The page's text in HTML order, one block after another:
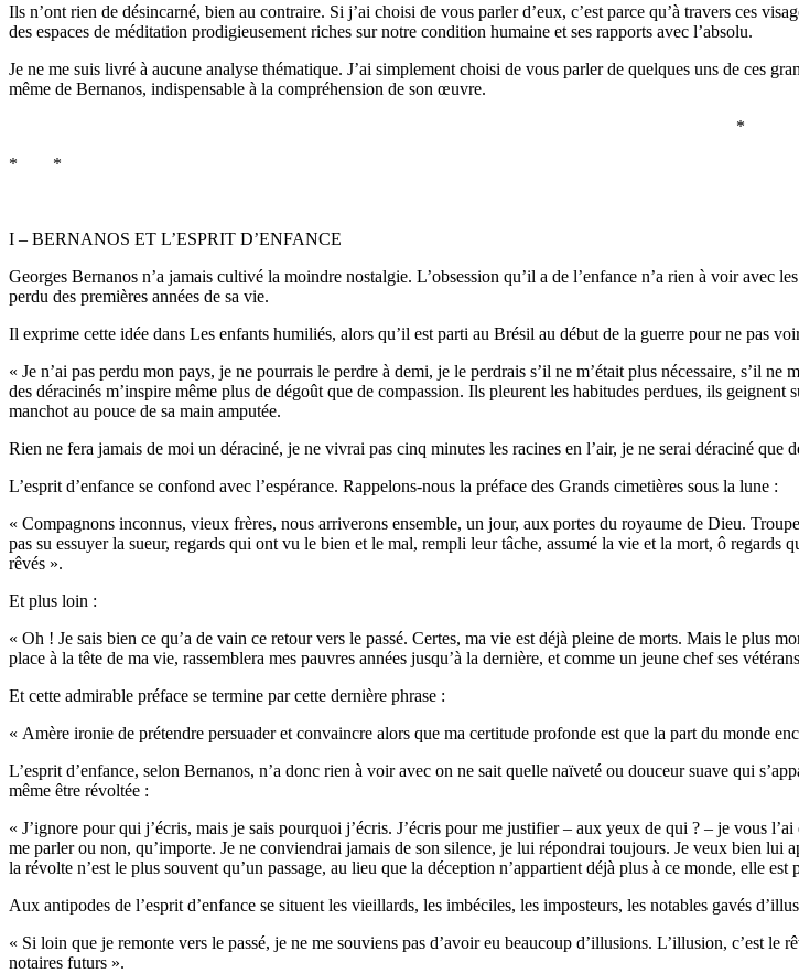
Ils n’ont rien de désincarné, bien au contraire. Si j’ai choisi de vous parler d’eux, c’est parce qu’à travers ces
des espaces de méditation prodigieusement riches sur notre condition humaine et ses rapports avec l’absolu.
Je ne me suis livré à aucune analyse thématique. J’ai simplement choisi de vous parler de quelques uns de ces
même de Bernanos, indispensable à la compréhension de son œuvre.
*
* *
I – BERNANOS ET L’ESPRIT D’ENFANCE
Georges Bernanos n’a jamais cultivé la moindre nostalgie. L’obsession qu’il a de l’enfance n’a rien à voir avec
perdu des premières années de sa vie.
Il exprime cette idée dans Les enfants humiliés, alors qu’il est parti au Brésil au début de la guerre pour ne pas
« Je n’ai pas perdu mon pays, je ne pourrais le perdre à demi, je le perdrais s’il ne m’était plus nécessaire, s’il
des déracinés m’inspire même plus de dégoût que de compassion. Ils pleurent les habitudes perdues, ils
manchot au pouce de sa main amputée.
Rien ne fera jamais de moi un déraciné, je ne vivrai pas cinq minutes les racines en l’air, je ne serai déraciné
L’esprit d’enfance se confond avec l’espérance. Rappelons-nous la préface des Grands cimetières sous la lune :
« Compagnons inconnus, vieux frères, nous arriverons ensemble, un jour, aux portes du royaume de Dieu.
pas su essuyer la sueur, regards qui ont vu le bien et le mal, rempli leur tâche, assumé la vie et la mort, ô
rêvés ».
Et plus loin :
« Oh ! Je sais bien ce qu’a de vain ce retour vers le passé. Certes, ma vie est déjà pleine de morts. Mais le plus
place à la tête de ma vie, rassemblera mes pauvres années jusqu’à la dernière, et comme un jeune chef ses
Et cette admirable préface se termine par cette dernière phrase :
« Amère ironie de prétendre persuader et convaincre alors que ma certitude profonde est que la part du monde
L’esprit d’enfance, selon Bernanos, n’a donc rien à voir avec on ne sait quelle naïveté ou douceur suave qui
même être révoltée :
« J’ignore pour qui j’écris, mais je sais pourquoi j’écris. J’écris pour me justifier – aux yeux de qui ? – je vous
me parler ou non, qu’importe. Je ne conviendrai jamais de son silence, je lui répondrai toujours. Je veux bien
la révolte n’est le plus souvent qu’un passage, au lieu que la déception n’appartient déjà plus à ce monde, elle est
Aux antipodes de l’esprit d’enfance se situent les vieillards, les imbéciles, les imposteurs, les notables gavés
« Si loin que je remonte vers le passé, je ne me souviens pas d’avoir eu beaucoup d’illusions. L’illusion, c’est
notaires futurs ».